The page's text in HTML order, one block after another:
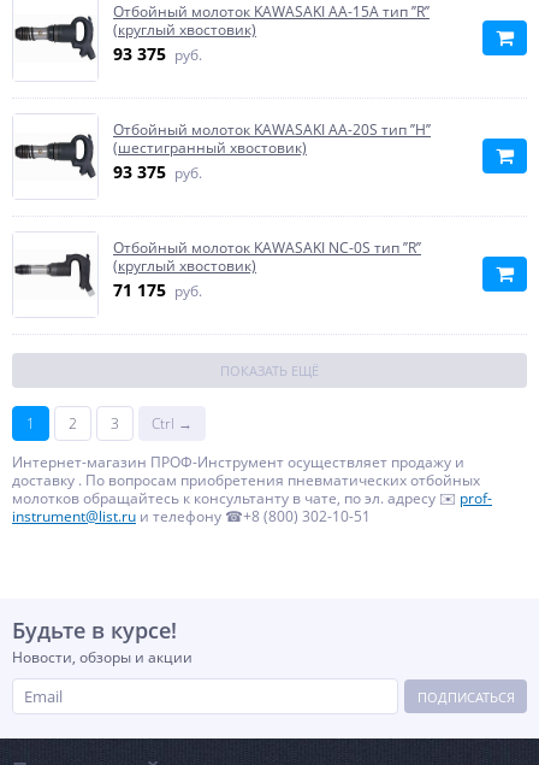
Отбойный молоток KAWASAKI АА-15А тип ’’R’’
(круглый хвостовик)
93 375 руб.
Отбойный молоток KAWASAKI АА-20S тип ’’H’’
(шестигранный хвостовик)
93 375 руб.
Отбойный молоток KAWASAKI NC-0S тип ’’R’’
(круглый хвостовик)
71 175 руб.
ПОКАЗАТЬ ЕЩЁ
1 2 3
Ctrl →
Интернет-магазин ПРОФ-Инструмент осуществляет продажу и
доставку . По вопросам приобретения пневматических отбойных
молотков обращайтесь к консультанту в чате, по эл. адресу ✉️ prof-
instrument@list.ru и телефону ☎+8 (800) 302-10-51
Будьте в курсе!
Новости, обзоры и акции
ПОДПИСАТЬСЯ